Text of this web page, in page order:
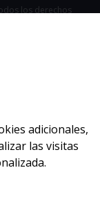
los derechos
adicionales,
las visitas